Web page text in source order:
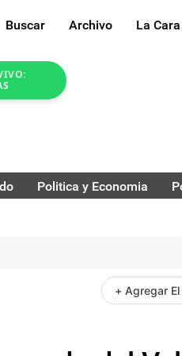
Buscar Archivo La
Politica y Economia
+ Agregar